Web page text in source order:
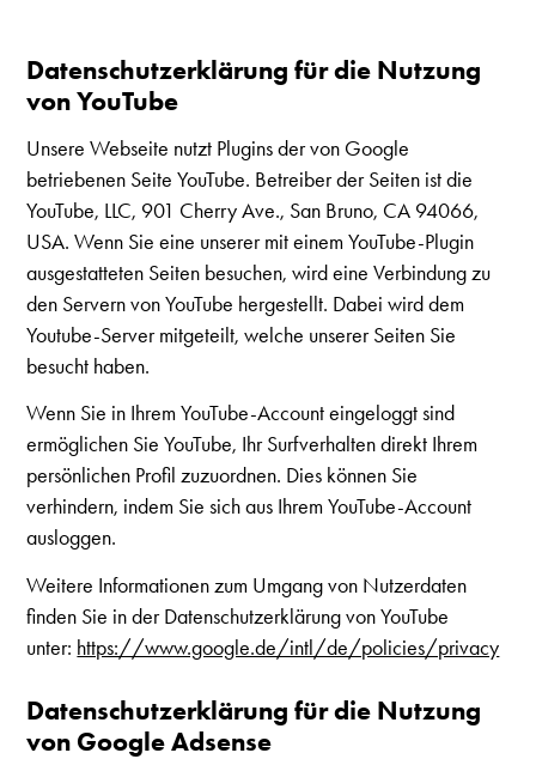
Datenschutzerklärung für die Nutzung
von YouTube
Unsere Webseite nutzt Plugins der von Google
betriebenen Seite YouTube. Betreiber der Seiten ist die
YouTube, LLC, 901 Cherry Ave., San Bruno, CA 94066,
USA. Wenn Sie eine unserer mit einem YouTube-Plugin
ausgestatteten Seiten besuchen, wird eine Verbindung zu
den Servern von YouTube hergestellt. Dabei wird dem
Youtube-Server mitgeteilt, welche unserer Seiten Sie
besucht haben.
Wenn Sie in Ihrem YouTube-Account eingeloggt sind
ermöglichen Sie YouTube, Ihr Surfverhalten direkt Ihrem
persönlichen Profil zuzuordnen. Dies können Sie
verhindern, indem Sie sich aus Ihrem YouTube-Account
ausloggen.
Weitere Informationen zum Umgang von Nutzerdaten
finden Sie in der Datenschutzerklärung von YouTube
unter: https://www.google.de/intl/de/policies/privacy
Datenschutzerklärung für die Nutzung
von Google Adsense